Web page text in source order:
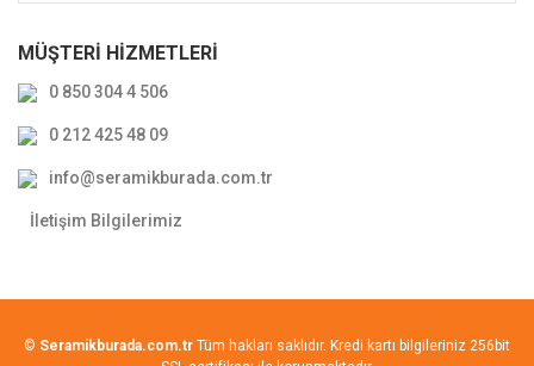
MÜŞTERİ HİZMETLERİ
0 850 304 4 506
0 212 425 48 09
info@seramikburada.com.tr
İletişim Bilgilerimiz
© Seramikburada.com.tr Tüm hakları saklıdır. Kredi kartı bilgileriniz 256bit